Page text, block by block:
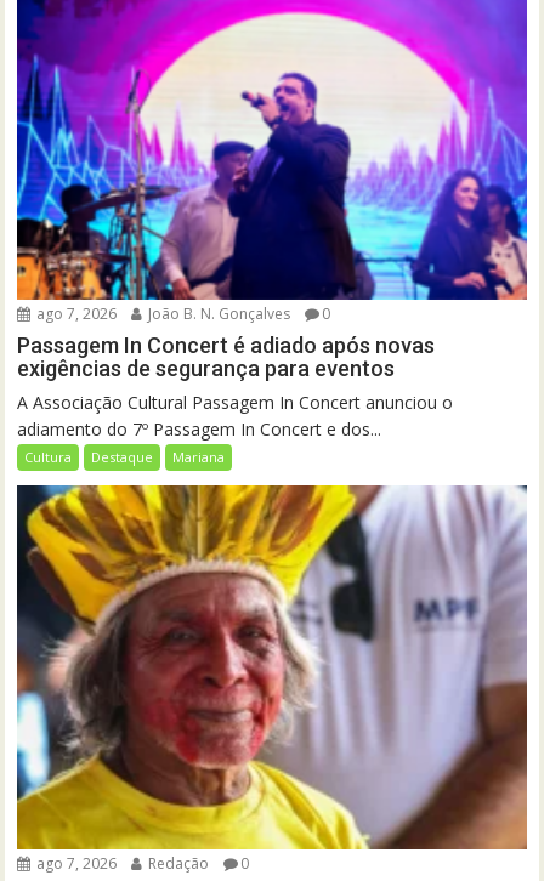
ago 7, 2026 João B. N. Gonçalves 0
Passagem In Concert é adiado após novas
exigências de segurança para eventos
A Associação Cultural Passagem In Concert anunciou o
adiamento do 7º Passagem In Concert e dos...
Cultura Destaque Mariana
ago 7, 2026 Redação 0